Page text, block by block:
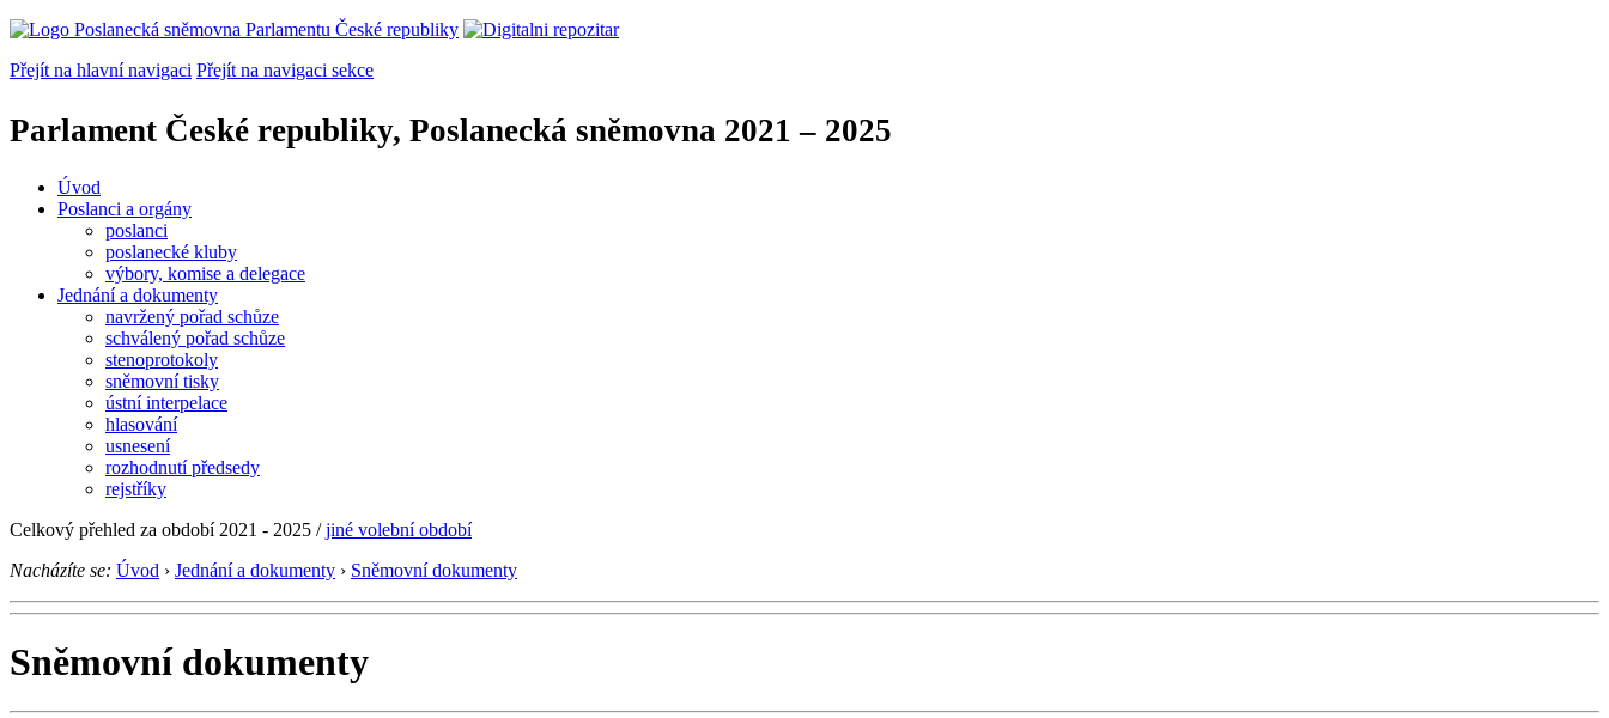
Přejít na hlavní navigaci Přejít na navigaci sekce
Parlament České republiky, Poslanecká sněmovna 2021 – 2025
Úvod
Poslanci a orgány
poslanci
poslanecké kluby
výbory, komise a delegace
Jednání a dokumenty
navržený pořad schůze
schválený pořad schůze
stenoprotokoly
sněmovní tisky
ústní interpelace
hlasování
usnesení
rozhodnutí předsedy
rejstříky
Celkový přehled za období 2021 - 2025 /jiné volební období
Nacházíte se: Úvod › Jednání a dokumenty › Sněmovní dokumenty
Sněmovní dokumenty